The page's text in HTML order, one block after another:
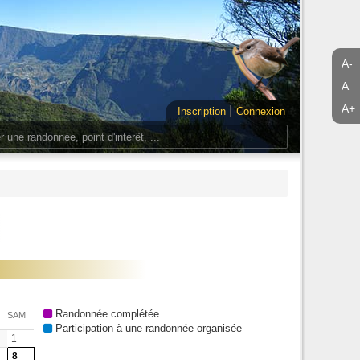
A-
A
A+
Inscription
Connexion
SAM
1
8
Randonnée complétée
Participation à une randonnée organisée